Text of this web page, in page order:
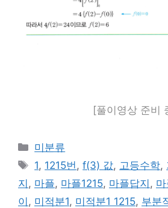
[풀이영상 준비
카
테
고
리
미분류
태
그
1, 1215번 ,f(3) 값, 고등수학,
지 , 마플, 마플1215, 마플답지 ,
이 , 미적분1, 미적분1 1215, 부분